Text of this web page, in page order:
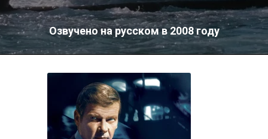
Озвучено на русском в 2008 году